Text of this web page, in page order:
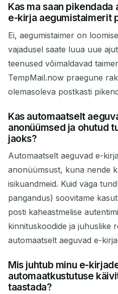
Kas ma saan
e-kirja aegumistaimerit
Ei, aegumistaimer on
vajadusel saate luua uue
teenused võimaldavad
TempMail.now praegune
olemasoleva postkasti
Kas automaatselt
anonüümsed ja ohutud
jaoks?
Automaatselt aeguvad e-
anonüümsust, kuna nende
isikuandmeid. Kuid väga
pangandus) soovitame
posti kaheastmelise
kinnituskoodide ja juhuslike
automaatselt aeguvad e-
Mis juhtub minu e-
automaatkustutuse
taastada?